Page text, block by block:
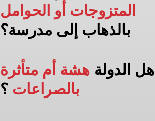
المتزوجات أو الحوامل
بالذهاب إلى مدرسة؟
هل الدولة هشة أم متأثرة
بالصراعات ؟